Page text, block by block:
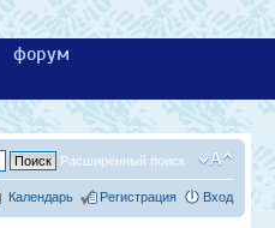
форум
Расширенный поиск
Календарь Регистрация Вход